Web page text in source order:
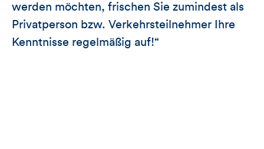
werden möchten, frischen Sie zumindest als
Privatperson bzw. Verkehrsteilnehmer Ihre
Kenntnisse regelmäßig auf!“